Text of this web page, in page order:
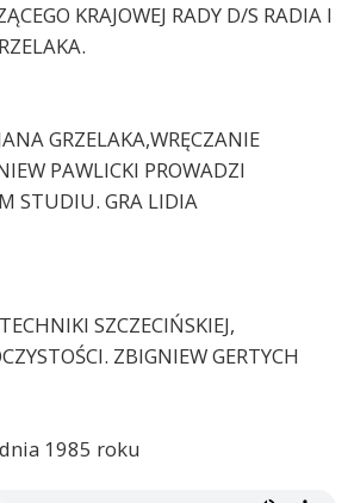
KRAJOWEJ RADY D/S RADIA I
GRZELAKA,WRĘCZANIE
PAWLICKI PROWADZI
STUDIU. GRA LIDIA
SZCZECIŃSKIEJ,
ZBIGNIEW GERTYCH
1985 roku